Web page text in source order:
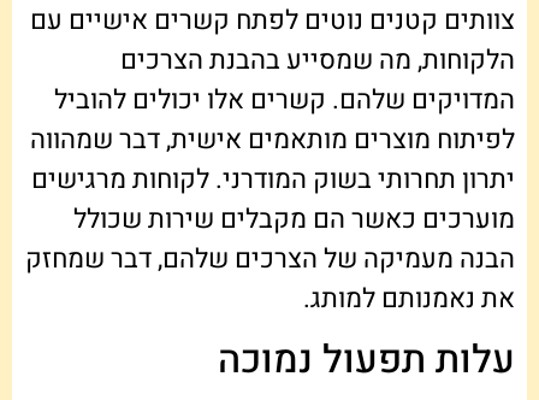
צוותים קטנים נוטים לפתח קשרים אישיים עם
הלקוחות, מה שמסייע בהבנת הצרכים
המדויקים שלהם. קשרים אלו יכולים להוביל
לפיתוח מוצרים מותאמים אישית, דבר שמהווה
יתרון תחרותי בשוק המודרני. לקוחות מרגישים
מוערכים כאשר הם מקבלים שירות שכולל
הבנה מעמיקה של הצרכים שלהם, דבר שמחזק
את נאמנותם למותג.
עלות תפעול נמוכה